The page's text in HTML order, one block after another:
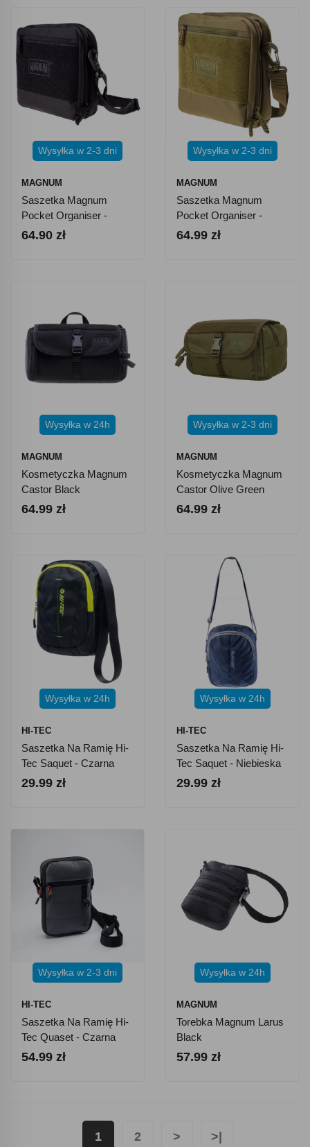
Wysyłka w 2-3 dni
MAGNUM
Saszetka Magnum
Pocket Organiser -
Czarna
64.90 zł
Wysyłka w 2-3 dni
MAGNUM
Saszetka Magnum
Pocket Organiser -
Oliwkowa
64.99 zł
Wysyłka w 24h
MAGNUM
Kosmetyczka Magnum
Castor Black
64.99 zł
Wysyłka w 2-3 dni
MAGNUM
Kosmetyczka Magnum
Castor Olive Green
64.99 zł
Wysyłka w 24h
HI-TEC
Saszetka Na Ramię Hi-
Tec Saquet - Czarna
29.99 zł
Wysyłka w 24h
HI-TEC
Saszetka Na Ramię Hi-
Tec Saquet - Niebieska
29.99 zł
Wysyłka w 2-3 dni
HI-TEC
Saszetka Na Ramię Hi-
Tec Quaset - Czarna
54.99 zł
Wysyłka w 24h
MAGNUM
Torebka Magnum Larus
Black
57.99 zł
1 2 > >|